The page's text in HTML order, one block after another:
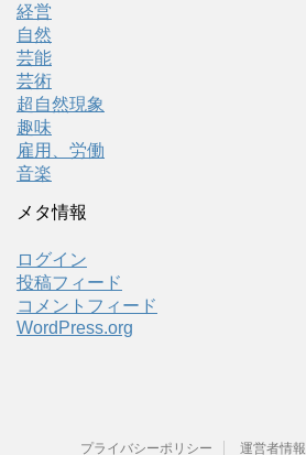
経営
自然
芸能
芸術
超自然現象
趣味
雇用、労働
音楽
メタ情報
ログイン
投稿フィード
コメントフィード
WordPress.org
プライバシーポリシー 運営者情報